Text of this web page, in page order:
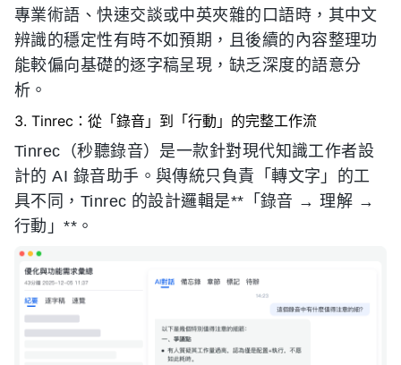
專業術語、快速交談或中英夾雜的口語時，其中文
辨識的穩定性有時不如預期，且後續的內容整理功
能較偏向基礎的逐字稿呈現，缺乏深度的語意分
析。
3. Tinrec：從「錄音」到「行動」的完整工作流
Tinrec（秒聽錄音）是一款針對現代知識工作者設
計的 AI 錄音助手。與傳統只負責「轉文字」的工
具不同，Tinrec 的設計邏輯是**「錄音 → 理解 →
行動」**。